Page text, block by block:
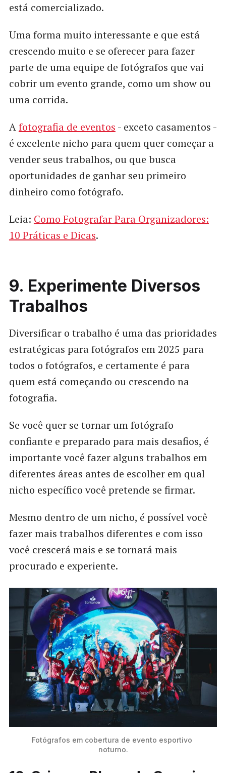
está comercializado.
Uma forma muito interessante e que está
crescendo muito e se oferecer para fazer
parte de uma equipe de fotógrafos que vai
cobrir um evento grande, como um show ou
uma corrida.
Afotografia de eventos - exceto casamentos -
é excelente nicho para quem quer começar a
vender seus trabalhos, ou que busca
oportunidades de ganhar seu primeiro
dinheiro como fotógrafo.
Leia: Como Fotografar Para Organizadores:
10 Práticas e Dicas.
9. Experimente Diversos
Trabalhos
Diversificar o trabalho é uma das prioridades
estratégicas para fotógrafos em 2025 para
todos o fotógrafos, e certamente é para
quem está começando ou crescendo na
fotografia.
Se você quer se tornar um fotógrafo
confiante e preparado para mais desafios, é
importante você fazer alguns trabalhos em
diferentes áreas antes de escolher em qual
nicho específico você pretende se firmar.
Mesmo dentro de um nicho, é possível você
fazer mais trabalhos diferentes e com isso
você crescerá mais e se tornará mais
procurado e experiente.
Fotógrafos em cobertura de evento esportivo
noturno.